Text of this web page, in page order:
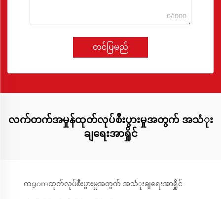
0/1000
တင်ပြမည်
လက်တက်အမှုန်ထုတ်လုပ်စီးပွားမှုအတွက် အသံုး
ချရေးအာရှိုင်
ကgomထုတ်လုပ်စီးပွားမှုအတွက် အသံုးချရေးအာရှိုင်